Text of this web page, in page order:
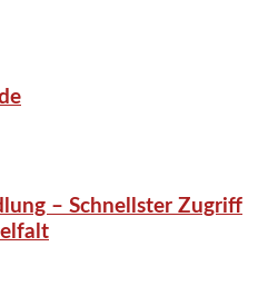
– Schnellster Zugriff